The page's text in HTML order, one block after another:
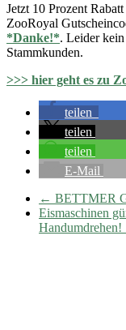
Jetzt 10 Prozent
ZooRoyal
*Danke!*. Leider
Stammkunden.
>>> hier geht es zu
teilen
teilen
teilen
E-Mail
← BETTMER
Eismaschinen
Handumdrehen!